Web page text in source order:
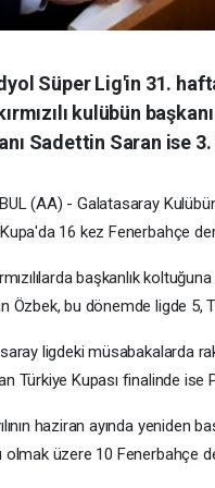
Süper Lig'in 31.
kulübün
Sadettin Saran ise
(AA) - Galatasaray
16 kez Fenerbahçe
başkanlık
Özbek, bu dönemde ligde 5,
ligdeki müsabakalarda
Türkiye Kupası finalinde ise
haziran ayında yeniden
olmak üzere 10 Fenerbahçe